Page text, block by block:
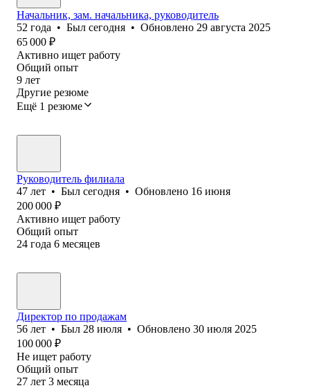
Начальник, зам. начальника, руководитель
52 года • Был сегодня • Обновлено 29 августа 2025
65 000 ₽
Активно ищет работу
Общий опыт
9 лет
Другие резюме
Ещё 1 резюме
Руководитель филиала
47 лет • Был сегодня • Обновлено 16 июня
200 000 ₽
Активно ищет работу
Общий опыт
24 года 6 месяцев
Директор по продажам
56 лет • Был 28 июля • Обновлено 30 июля 2025
100 000 ₽
Не ищет работу
Общий опыт
27 лет 3 месяца